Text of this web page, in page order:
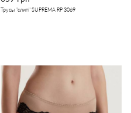
Трусы "слип" SUPREMA RP 3069